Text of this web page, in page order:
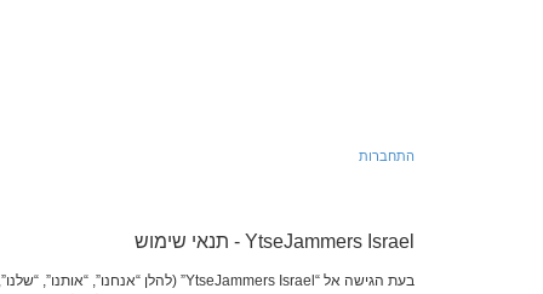
התחברות
YtseJammers Israel - תנאי שימוש